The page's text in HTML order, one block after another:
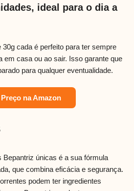
ideal para o dia a
cada é perfeito para ter sempre
em casa ou ao sair. Isso garante que
para qualquer eventualidade.
Preço na Amazon
Bepantriz únicas é a sua fórmula
que combina eficácia e segurança.
podem ter ingredientes